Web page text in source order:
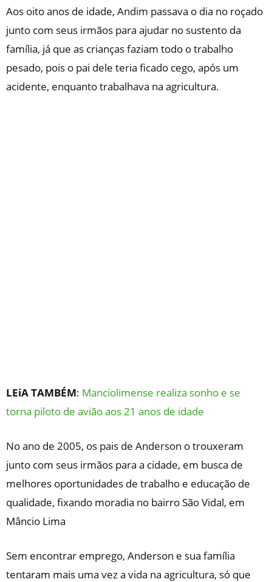
Aos oito anos de idade, Andim passava o dia no roçado
junto com seus irmãos para ajudar no sustento da
família, já que as crianças faziam todo o trabalho
pesado, pois o pai dele teria ficado cego, após um
acidente, enquanto trabalhava na agricultura.
LEiA TAMBÉM: Manciolimense realiza sonho e se
torna piloto de avião aos 21 anos de idade
No ano de 2005, os pais de Anderson o trouxeram
junto com seus irmãos para a cidade, em busca de
melhores oportunidades de trabalho e educação de
qualidade, fixando moradia no bairro São Vidal, em
Mâncio Lima
Sem encontrar emprego, Anderson e sua família
tentaram mais uma vez a vida na agricultura, só que